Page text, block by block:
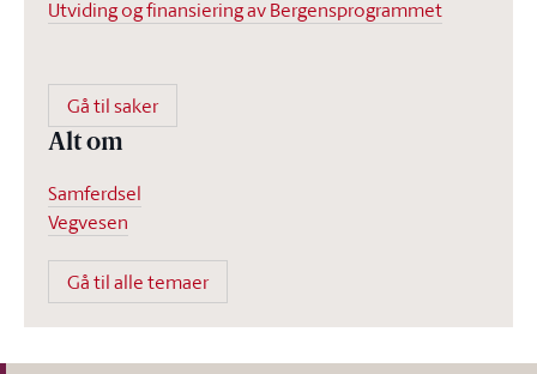
Utviding og finansiering av Bergensprogrammet
Gå til saker
Alt om
Samferdsel
Vegvesen
Gå til alle temaer